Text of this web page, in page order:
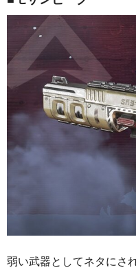
弱い武器としてネタにさ